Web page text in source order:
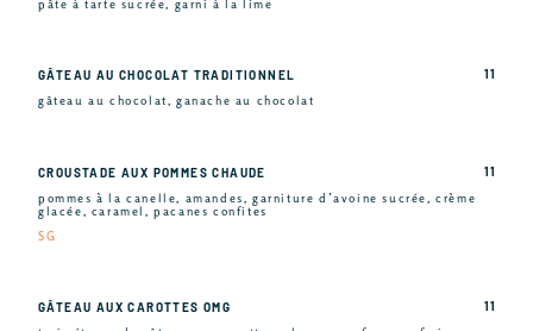
pâte à tarte sucrée, garni à la lime
GÂTEAU AU CHOCOLAT TRADITIONNEL
gâteau au chocolat, ganache au chocolat
11
CROUSTADE AUX POMMES CHAUDE
pommes à la canelle, amandes, garniture d’avoine sucrée, crème
glacée, caramel, pacanes confites
SG
11
GÂTEAU AUX CAROTTES OMG 11